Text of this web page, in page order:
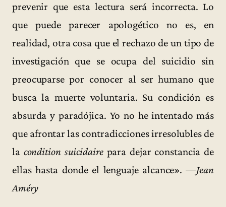
prevenir que esta lectura será incorrecta. Lo
que puede parecer apologético no es, en
realidad, otra cosa que el rechazo de un tipo de
investigación que se ocupa del suicidio sin
preocuparse por conocer al ser humano que
busca la muerte voluntaria. Su condición es
absurda y paradójica. Yo no he intentado más
que afrontar las contradicciones irresolubles de
la condition suicidairepara dejar constancia de
ellas hasta donde el lenguaje alcance». —Jean
Améry